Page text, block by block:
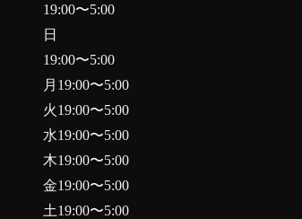
19:00〜5:00
日
19:00〜5:00
月 19:00〜5:00
火19:00〜5:00
水19:00〜5:00
木19:00〜5:00
金19:00〜5:00
土19:00〜5:00